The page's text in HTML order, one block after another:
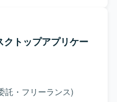
だきます。 【求め
計からテストまでを主
証機能など新しい技術
協調しながら開発を進
い組込端末の開発に携
に関する知見を深め
クトップアプリケー
託・フリーランス)